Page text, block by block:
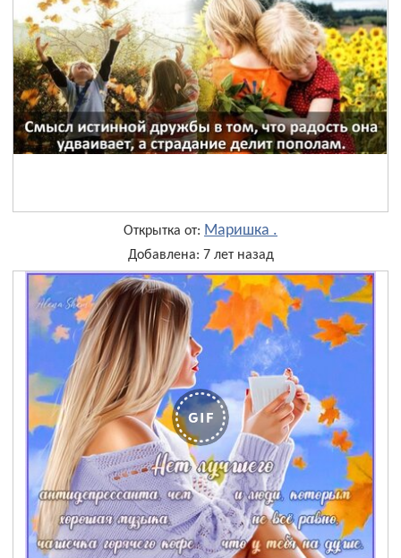
Открытка от: Маришка .
Добавлена: 7 лет назад